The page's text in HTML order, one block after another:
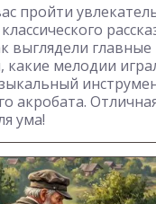
пройти
выглядели главные
какие мелодии
акробата.
ума!